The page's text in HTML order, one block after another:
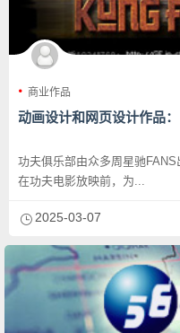
商业作品
动画设计和网页设计作品
功夫俱乐部由众多周星驰
在功夫电影放映前，为...
2025-03-07